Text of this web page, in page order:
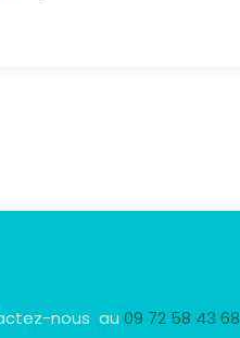
nous au 09 72 58 43 68